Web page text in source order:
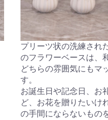
プリーツ状の洗練され
のフラワーベースは、
どちらの雰囲気にもマ
す。
お誕生日や記念日、お
ど、お花を贈りたいけ
の手間にならないもの